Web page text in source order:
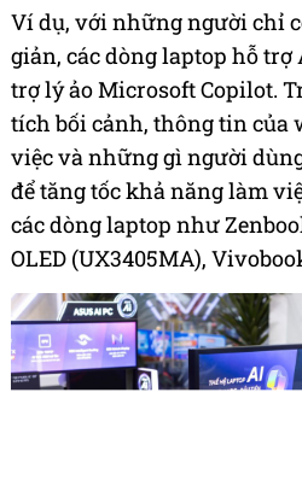
Ví dụ, với những người chỉ
giản, các dòng laptop hỗ
trợ lý ảo Microsoft Copilot.
tích bối cảnh, thông tin của
việc và những gì người
để tăng tốc khả năng làm
các dòng laptop như
OLED (UX3405MA),